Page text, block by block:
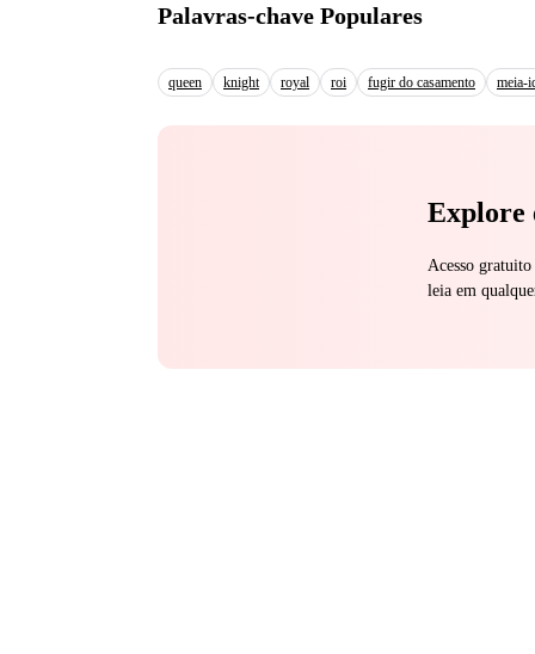
Palavras-chave Populares
queen knight royal roi fugir do casamento meia-
Explore
Acesso
leia em